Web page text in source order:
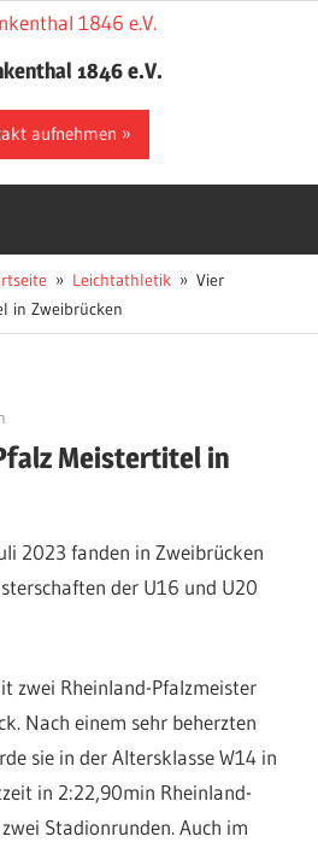
1846 e.V.
aufnehmen
Leichtathletik
Vier
in Zweibrücken
Meistertitel in
2023 fanden in Zweibrücken
der U16 und U20
zwei Rheinland-Pfalzmeister
Nach einem sehr beherzten
sie in der Altersklasse W14 in
in 2:22,90min Rheinland-
Stadionrunden. Auch im